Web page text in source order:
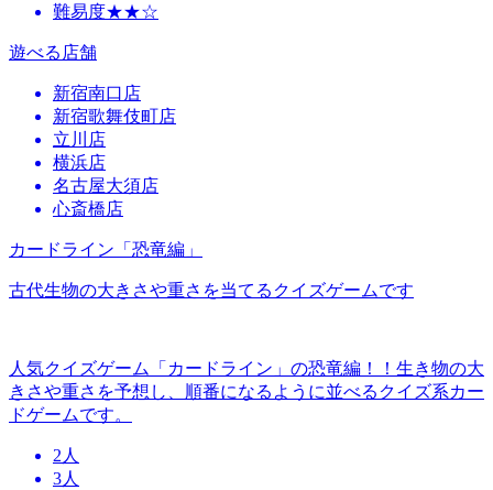
難易度★★☆
遊べる店舗
新宿南口店
新宿歌舞伎町店
立川店
横浜店
名古屋大須店
心斎橋店
カードライン「恐竜編」
古代生物の大きさや重さを当てるクイズゲームです
人気クイズゲーム「カードライン」の恐竜編！！生き物の大
きさや重さを予想し、順番になるように並べるクイズ系カー
ドゲームです。
2人
3人